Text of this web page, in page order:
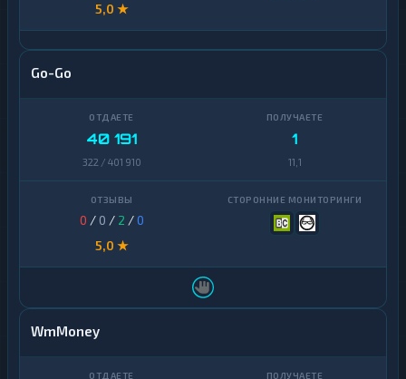
5,0 ★
Go-Go
40 191
322 / 401 910
1
11,1
0 / 0 / 2 /0
5,0 ★
WmMoney